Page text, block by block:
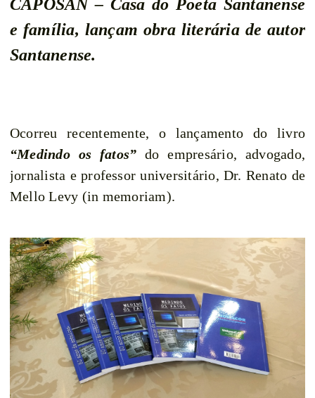
CAPOSAN – Casa do Poeta Santanense
e família, lançam obra literária de autor
Santanense.
Ocorreu recentemente, o lançamento do livro
“Medindo os fatos” do empresário, advogado,
jornalista e professor universitário, Dr. Renato de
Mello Levy (in memoriam).